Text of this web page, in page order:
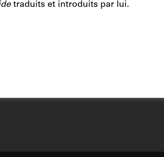
traduits et introduits par lui.